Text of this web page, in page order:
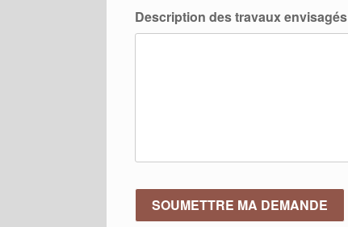
Description des travaux envisagés